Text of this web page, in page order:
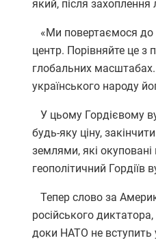
який, після
«Ми повертаємося до
центр. Порівняйте це з
глобальних
українського народу
У цьому Гордієвому
будь-яку ціну,
землями, які окуповані
геополітичний
Тепер слово за
російського диктатора,
доки НАТО не вступить